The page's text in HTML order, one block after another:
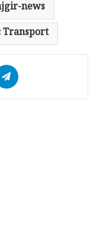
news
Transport